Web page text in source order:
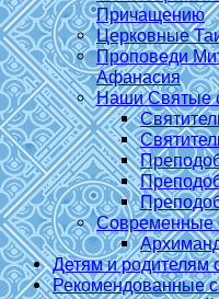
Причащению
Церковные
Проповеди
Афанасия
Наши Святые
Современные
Детям и родителям
Рекомендованные